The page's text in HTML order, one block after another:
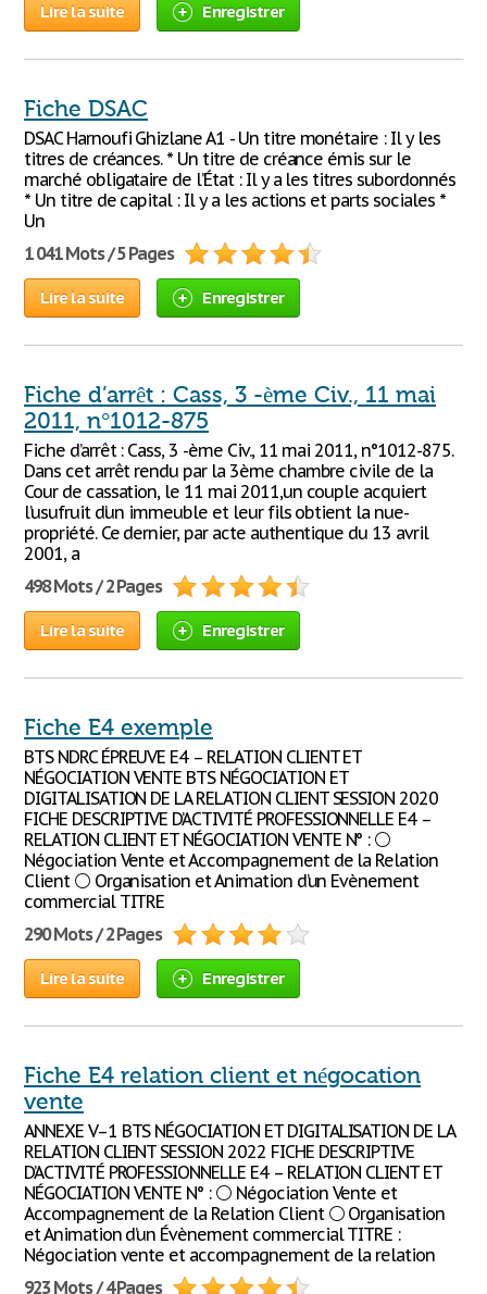
Lire la suite Enregistrer
Fiche DSAC
DSAC Harnoufi Ghizlane A1 - Un titre monétaire : Il y les
titres de créances. * Un titre de créance émis sur le
marché obligataire de l’État : Il y a les titres subordonnés
* Un titre de capital : Il y a les actions et parts sociales *
Un
1 041 Mots / 5 Pages
Lire la suite Enregistrer
Fiche d’arrêt : Cass, 3 -ème Civ., 11 mai
2011, n°1012-875
Fiche d’arrêt : Cass, 3 -ème Civ., 11 mai 2011, n°1012-875.
Dans cet arrêt rendu par la 3ème chambre civile de la
Cour de cassation, le 11 mai 2011,un couple acquiert
l’usufruit d’un immeuble et leur fils obtient la nue-
propriété. Ce dernier, par acte authentique du 13 avril
2001, a
498 Mots / 2 Pages
Lire la suite Enregistrer
Fiche E4 exemple
BTS NDRC ÉPREUVE E4 – RELATION CLIENT ET
NÉGOCIATION VENTE BTS NÉGOCIATION ET
DIGITALISATION DE LA RELATION CLIENT SESSION 2020
FICHE DESCRIPTIVE D’ACTIVITÉ PROFESSIONNELLE E4 –
RELATION CLIENT ET NÉGOCIATION VENTE N° : ⚪
Négociation Vente et Accompagnement de la Relation
Client ⚪ Organisation et Animation d’un Evènement
commercial TITRE
290 Mots / 2 Pages
Lire la suite Enregistrer
Fiche E4 relation client et négocation
vente
ANNEXE V–1 BTS NÉGOCIATION ET DIGITALISATION DE LA
RELATION CLIENT SESSION 2022 FICHE DESCRIPTIVE
D’ACTIVITÉ PROFESSIONNELLE E4 – RELATION CLIENT ET
NÉGOCIATION VENTE N° : ⚪ Négociation Vente et
Accompagnement de la Relation Client ⚪ Organisation
et Animation d’un Évènement commercial TITRE :
Négociation vente et accompagnement de la relation
923 Mots / 4 Pages